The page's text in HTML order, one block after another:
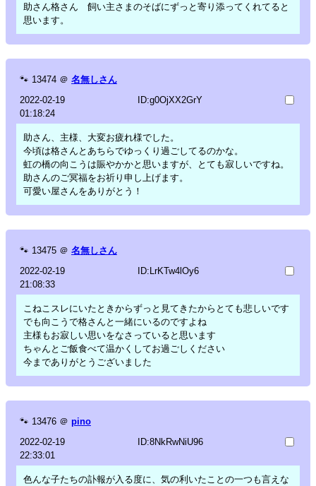
助さん格さん 飼い主さまのそばにずっと寄り添ってくれてると
思います。
🐾 13474 ＠ 名無しさん
2022-02-19
01:18:24
ID:g0OjXX2GrY
助さん、主様、大変お疲れ様でした。
今頃は格さんとあちらでゆっくり過ごしてるのかな。
虹の橋の向こうは賑やかかと思いますが、とても寂しいですね。
助さんのご冥福をお祈り申し上げます。
可愛い屋さんをありがとう！
🐾 13475 ＠ 名無しさん
2022-02-19
21:08:33
ID:LrKTw4lOy6
こねこスレにいたときからずっと見てきたからとても悲しいです
でも向こうで格さんと一緒にいるのですよね
主様もお寂しい思いをなさっていると思います
ちゃんとご飯食べて温かくしてお過ごしください
今までありがとうございました
🐾 13476 ＠ pino
2022-02-19
22:33:01
ID:8NkRwNiU96
色んな子たちの訃報が入る度に、気の利いたことの一つも言えな